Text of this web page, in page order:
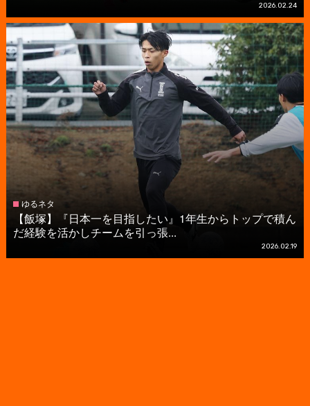
2026.02.24
ゆるネタ
【飯塚】『日本一を目指したい』1年生からトップで積ん
だ経験を活かしチームを引っ張...
2026.02.19